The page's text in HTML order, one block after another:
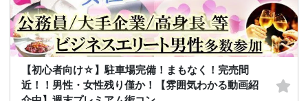
【初心者向け☆】駐車場完備！まもなく！完売間
近！！男性・女性残り僅か！【雰囲気わかる動画紹